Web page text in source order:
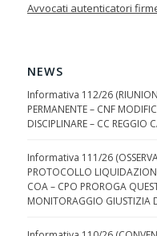
Avvocati autenticatori
NEWS
Informativa 112/26
PERMANENTE – CNF
DISCIPLINARE – CC REGGIO
Informativa 111/26
PROTOCOLLO
COA – CPO PROROGA
MONITORAGGIO GIUSTIZIA